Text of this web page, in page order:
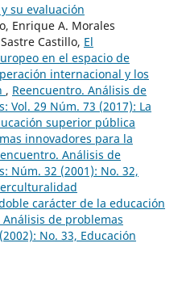
su evaluación
Enrique A. Morales
Castillo, El
en el espacio de
internacional y los
, Reencuentro. Análisis de
Vol. 29 Núm. 73 (2017): La
superior pública
innovadores para la
Análisis de
Núm. 32 (2001): No. 32,
carácter de la educación
Análisis de problemas
No. 33, Educación